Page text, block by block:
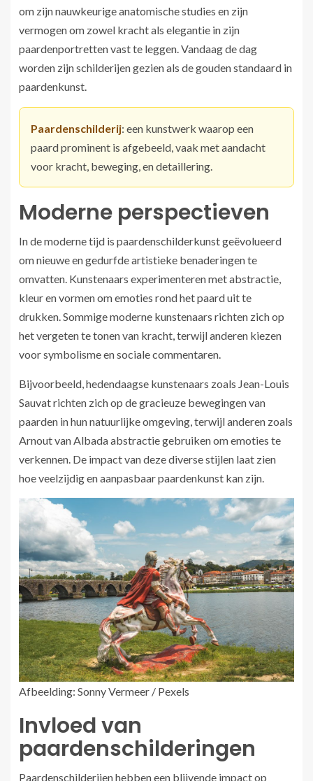
om zijn nauwkeurige anatomische studies en zijn
vermogen om zowel kracht als elegantie in zijn
paardenportretten vast te leggen. Vandaag de dag
worden zijn schilderijen gezien als de gouden standaard in
paardenkunst.
Paardenschilderij: een kunstwerk waarop een
paard prominent is afgebeeld, vaak met aandacht
voor kracht, beweging, en detaillering.
Moderne perspectieven
In de moderne tijd is paardenschilderkunst geëvolueerd
om nieuwe en gedurfde artistieke benaderingen te
omvatten. Kunstenaars experimenteren met abstractie,
kleur en vormen om emoties rond het paard uit te
drukken. Sommige moderne kunstenaars richten zich op
het vergeten te tonen van kracht, terwijl anderen kiezen
voor symbolisme en sociale commentaren.
Bijvoorbeeld, hedendaagse kunstenaars zoals Jean-Louis
Sauvat richten zich op de gracieuze bewegingen van
paarden in hun natuurlijke omgeving, terwijl anderen zoals
Arnout van Albada abstractie gebruiken om emoties te
verkennen. De impact van deze diverse stijlen laat zien
hoe veelzijdig en aanpasbaar paardenkunst kan zijn.
Afbeelding: Sonny Vermeer / Pexels
Invloed van
paardenschilderingen
Paardenschilderijen hebben een blijvende impact op